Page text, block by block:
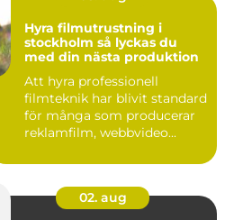
Hyra filmutrustning i
stockholm så lyckas du
med din nästa produktion
Att hyra professionell
filmteknik har blivit standard
för många som producerar
reklamfilm, webbvideo...
02. aug